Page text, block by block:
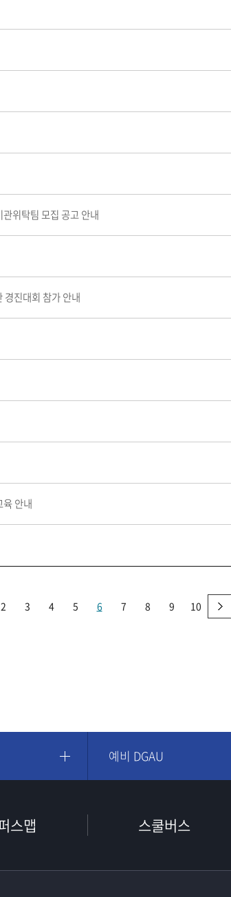
위탁팀 모집 공고 안내
진대회 참가 안내
안내
2 3 4 5 6 7 8 9 10
예비 DGAU
스맵 스쿨버스